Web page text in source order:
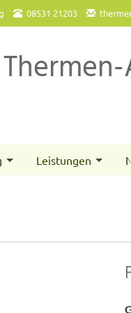
08531 21203
Leistungen